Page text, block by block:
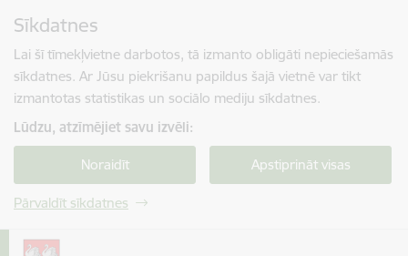
Sīkdatnes
Lai šī tīmekļvietne darbotos, tā izmanto obligāti nepieciešamās
sīkdatnes. Ar Jūsu piekrišanu papildus šajā vietnē var tikt
izmantotas statistikas un sociālo mediju sīkdatnes.
Lūdzu, atzīmējiet savu izvēli:
Noraidīt Apstiprināt visas
Pārvaldīt sīkdatnes